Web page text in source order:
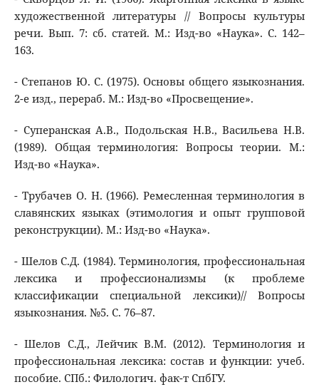
художественной литературы // Вопросы культуры
речи. Вып. 7: сб. статей. М.: Изд-во «Наука». С. 142–
163.
- Степанов Ю. С. (1975). Основы общего языкознания.
2-е изд., перераб. М.: Изд-во «Просвещение».
- Суперанская А.В., Подольская Н.В., Васильева Н.В.
(1989). Общая терминология: Вопросы теории. М.:
Изд-во «Наука».
- Трубачев О. Н. (1966). Ремесленная терминология в
славянских языках (этимология и опыт групповой
реконструкции). М.: Изд-во «Наука».
- Шелов С.Д. (1984). Терминология, профессиональная
лексика и профессионализмы (к проблеме
классификации специальной лексики)// Вопросы
языкознания. №5. С. 76–87.
- Шелов С.Д., Лейчик В.М. (2012). Терминология и
профессиональная лексика: состав и функции: учеб.
пособие. СПб.: Филологич. фак-т СпбГУ.